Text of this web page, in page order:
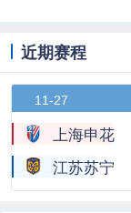
近期赛程
11-27
上海申花
江苏苏宁